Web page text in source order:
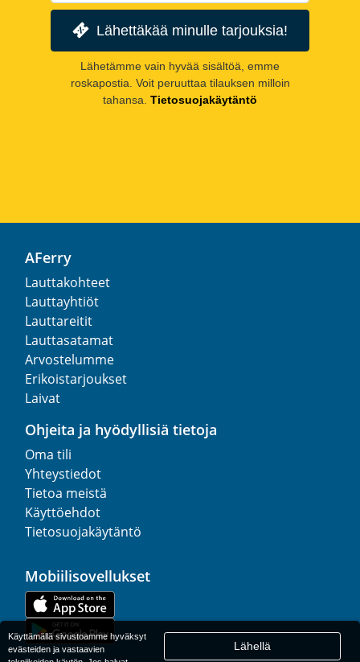
Lähettäkää minulle tarjouksia!
Lähetämme vain hyvää sisältöä, emme
roskapostia. Voit peruuttaa tilauksen milloin
tahansa. Tietosuojakäytäntö
AFerry
Lauttakohteet
Lauttayhtiöt
Lauttareitit
Lauttasatamat
Arvostelumme
Erikoistarjoukset
Laivat
Ohjeita ja hyödyllisiä tietoja
Oma tili
Yhteystiedot
Tietoa meistä
Käyttöehdot
Tietosuojakäytäntö
Mobiilisovellukset
Käyttämällä sivustoamme hyväksyt
evästeiden ja vastaavien
Lähellä